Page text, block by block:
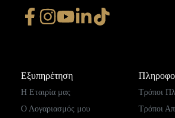
Εξυπηρέτηση
Η Εταιρία μας
Ο Λογαριασμός μου
Τρόποι
Τρόποι